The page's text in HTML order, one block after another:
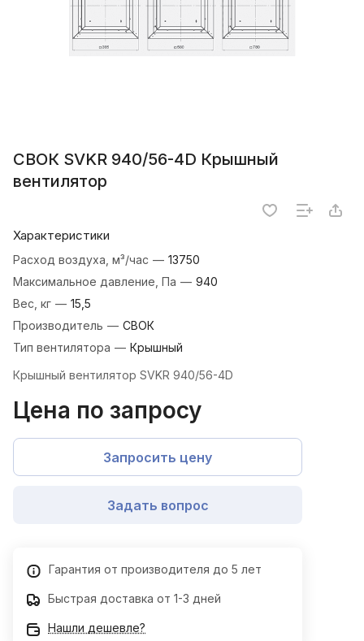
СВОК SVKR 940/56-4D Крышный
вентилятор
Характеристики
Расход воздуха, м³/час — 13750
Максимальное давление, Па — 940
Вес, кг — 15,5
Производитель — СВОК
Тип вентилятора — Крышный
Крышный вентилятор SVKR 940/56-4D
Цена по запросу
Запросить цену
Задать вопрос
Гарантия от производителя до 5 лет
Быстрая доставка от 1-3 дней
Нашли дешевле?